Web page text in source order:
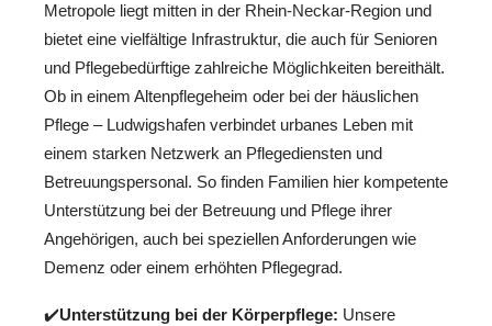
Metropole liegt mitten in der Rhein-Neckar-Region und
bietet eine vielfältige Infrastruktur, die auch für Senioren
und Pflegebedürftige zahlreiche Möglichkeiten bereithält.
Ob in einem Altenpflegeheim oder bei der häuslichen
Pflege – Ludwigshafen verbindet urbanes Leben mit
einem starken Netzwerk an Pflegediensten und
Betreuungspersonal. So finden Familien hier kompetente
Unterstützung bei der Betreuung und Pflege ihrer
Angehörigen, auch bei speziellen Anforderungen wie
Demenz oder einem erhöhten Pflegegrad.
✔️Unterstützung bei der Körperpflege: Unsere